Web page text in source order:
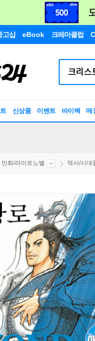
고샵 eBook 크레마클럽
신상품 이벤트 바이백 매
만화/라이트노벨 역사/시대